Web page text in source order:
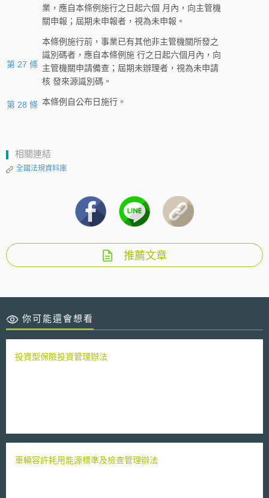
業，應自本條例施行之日起六個 月內，向主管機
關申報；屆期未申報者，視為未申報。
第 27 條
本條例施行前，事業已有其他非主管機關所發之
識別碼者，應自本條例施 行之日起六個月內，向
主管機關申請備查；屆期未辦理者，視為未申請
核 發來源識別碼。
第 28 條 本條例自公布日施行。
相關連結
全國法規資料庫
推薦文章
你可能還會想看
投資型保險投資管理辦法
車輛容許耗用能源標準及檢查管理辦法